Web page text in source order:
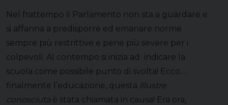
Nel frattempo il Parlamento non sta a guardare e
si affanna a predisporre ed emanare norme
sempre più restrittive e pene più severe per i
colpevoli. Al contempo si inizia ad indicare la
scuola come possibile punto di svolta! Ecco…
finalmente l’educazione, questa illustre
conosciuta è stata chiamata in causa! Era ora,